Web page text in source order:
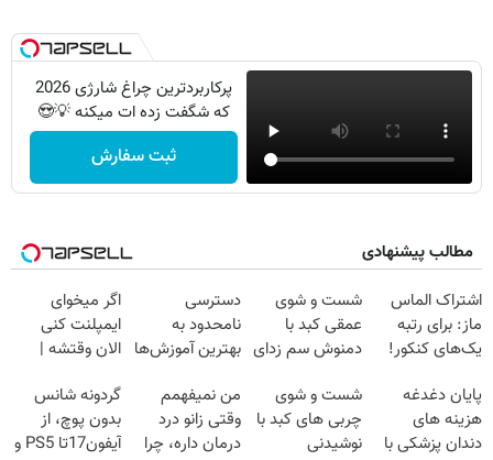
پرکاربردترین چراغ شارژی 2026
که شگفت زده ات میکنه 💡😍
ثبت سفارش
مطالب پیشنهادی
اشتراک الماس
ماز: برای رتبه
یک‌های کنکور!
شست و شوی
عمقی کبد با
دمنوش سم زدای
دسترسی
نامحدود به
بهترین آموزش‌ها
اگر میخوای
ایمپلنت کنی
الان وقتشه |
میلیون تومان!!!
پایان دغدغه
هزینه های
دندان پزشکی با
شست و شوی
چربی های کبد با
نوشیدنی
من نمیفهمم
وقتی زانو درد
درمان داره، چرا
گردونه شانس
بدون پوچ، از
آیفون17تا PS5 و